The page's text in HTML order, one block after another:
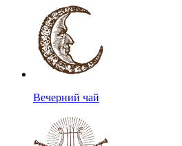
Вечерний чай